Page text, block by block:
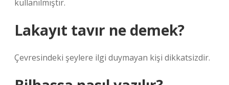
kullanılmıştır.
Lakayıt tavır ne demek?
Çevresindeki şeylere ilgi duymayan kişi dikkatsizdir.